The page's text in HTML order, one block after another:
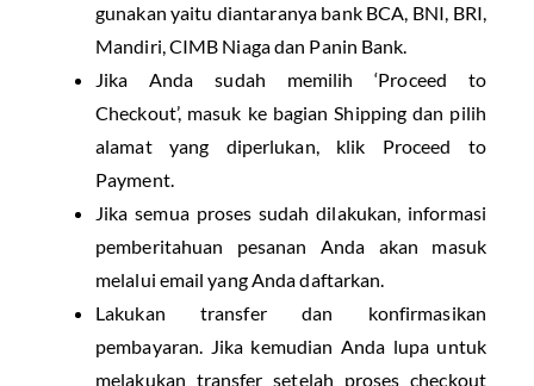
gunakan yaitu diantaranya bank BCA, BNI, BRI,
Mandiri, CIMB Niaga dan Panin Bank.
Jika Anda sudah memilih ‘Proceed to
Checkout’, masuk ke bagian Shipping dan pilih
alamat yang diperlukan, klik Proceed to
Payment.
Jika semua proses sudah dilakukan, informasi
pemberitahuan pesanan Anda akan masuk
melalui email yang Anda daftarkan.
Lakukan transfer dan konfirmasikan
pembayaran. Jika kemudian Anda lupa untuk
melakukan transfer setelah proses checkout